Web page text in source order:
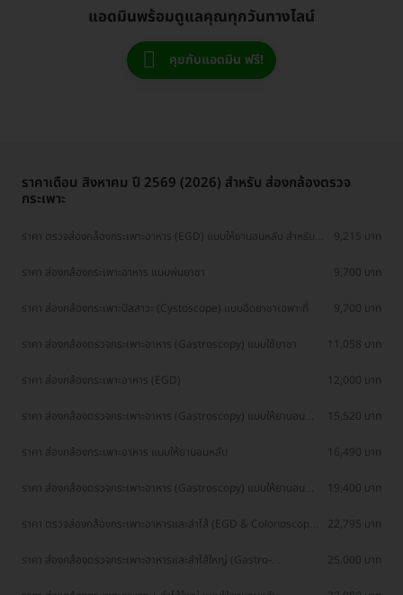
แอดมินพร้อมดูแลคุณทุกวันทางไลน์
คุยกับแอดมิน ฟรี!
ราคาเดือน สิงหาคม ปี 2569 (2026) สำหรับ ส่องกล้องตรวจ
กระเพาะ
ราคา ตรวจส่องกล้องกระเพาะอาหาร (EGD) แบบให้ยานอนหลับ สำหรับผู้
9,215 บาท
ราคา ส่องกล้องกระเพาะอาหาร แบบพ่นยาชา 9,700 บาท
ราคา ส่องกล้องกระเพาะปัสสาวะ (Cystoscope) แบบฉีดยาชาเฉพาะที่ 9,700 บาท
ราคา ส่องกล้องตรวจกระเพาะอาหาร (Gastroscopy) แบบใช้ยาชา 11,058 บาท
ราคา ส่องกล้องกระเพาะอาหาร (EGD) 12,000 บาท
ราคา ส่องกล้องตรวจกระเพาะอาหาร (Gastroscopy) แบบให้ยานอน
15,520 บาท
ราคา ส่องกล้องกระเพาะอาหาร แบบให้ยานอนหลับ 16,490 บาท
ราคา ส่องกล้องตรวจกระเพาะอาหาร (Gastroscopy) แบบให้ยานอน
19,400 บาท
ราคา ตรวจส่องกล้องกระเพาะอาหารและลำไส้ (EGD & Colonoscope)
22,795 บาท
ราคา ส่องกล้องตรวจกระเพาะอาหารและลำไส้ใหญ่ (Gastro-
25,000 บาท